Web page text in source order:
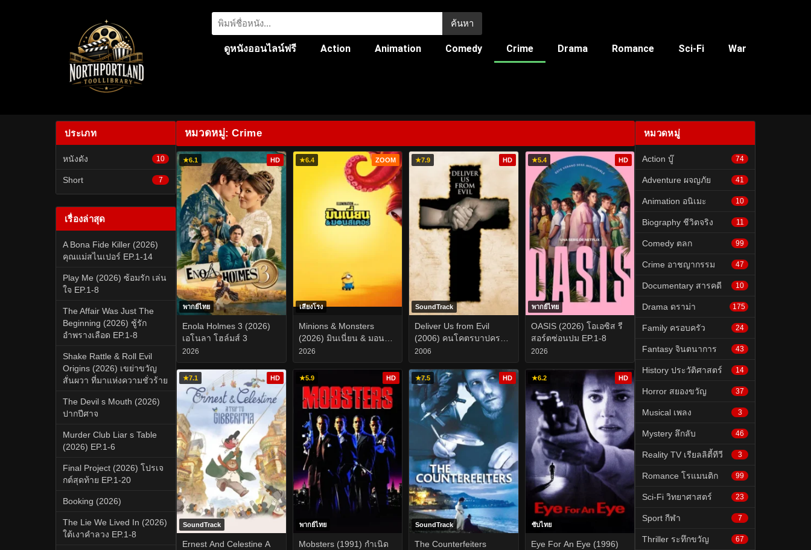
ค้นหา
ดูหนังออนไลน์ฟรี Action Animation Comedy Crime Drama Romance Sci-Fi War
ประเภท
หนังดัง 10
Short 7
เรื่องล่าสุด
A Bona Fide Killer (2026)
คุณแม่สไนเปอร์ EP.1-14
Play Me (2026) ซ้อมรัก เล่น
ใจ EP.1-8
The Affair Was Just The
Beginning (2026) ชู้รัก
อำพรางเลือด EP.1-8
Shake Rattle & Roll Evil
Origins (2026) เขย่าขวัญ
สั่นผวา ที่มาแห่งความชั่วร้าย
The Devil s Mouth (2026)
ปากปีศาจ
Murder Club Liar s Table
(2026) EP.1-6
Final Project (2026) โปรเจ
กต์สุดท้าย EP.1-20
Booking (2026)
The Lie We Lived In (2026)
ใต้เงาคำลวง EP.1-8
หมวดหมู่: Crime
★6.1 HD
พากย์ไทย
Enola Holmes 3 (2026)
เอโนลา โฮล์มส์ 3
2026
★6.4 ZOOM
เสียงโรง
Minions & Monsters
(2026) มินเนี่ยน & มอนส
เตอร์
2026
★7.9 HD
SoundTrack
Deliver Us from Evil
(2006) คนโคตรบาปคราบ
นักบุญ
2006
★5.4 HD
พากย์ไทย
OASIS (2026) โอเอซิส รี
สอร์ตซ่อนปม EP.1-8
2026
★7.1 HD
SoundTrack
Ernest And Celestine A
★5.9 HD
พากย์ไทย
Mobsters (1991) กำเนิด
★7.5 HD
SoundTrack
The Counterfeiters
★6.2 HD
ซับไทย
Eye For An Eye (1996)
หมวดหมู่
Action บู๊ 74
Adventure ผจญภัย 41
Animation อนิเมะ 10
Biography ชีวิตจริง 11
Comedy ตลก 99
Crime อาชญากรรม 47
Documentary สารคดี 10
Drama ดราม่า 175
Family ครอบครัว 24
Fantasy จินตนาการ 43
History ประวัติศาสตร์ 14
Horror สยองขวัญ 37
Musical เพลง 3
Mystery ลึกลับ 46
Reality TV เรียลลิตี้ทีวี 3
Romance โรแมนติก 99
Sci-Fi วิทยาศาสตร์ 23
Sport กีฬา 7
Thriller ระทึกขวัญ 67